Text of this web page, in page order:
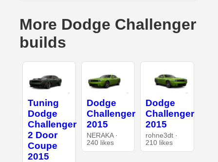
More Dodge Challenger
builds
Tuning
Dodge
Challenger
2 Door
Coupe
2015
Dodge
Challenger
2015
NERAKA ·
240 likes
Dodge
Challenger
2015
rohne3dt ·
210 likes